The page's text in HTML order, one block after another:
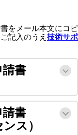
をメール本文にコピ
記入のうえ 技術サポ
書
書
ス）